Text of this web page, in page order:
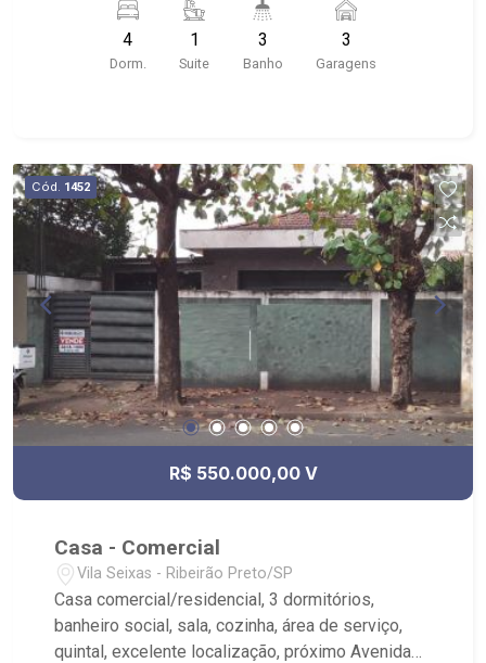
lavabo. - copa. - cozinha com armários
planejados, porcelanato. - jardim de inverno -
Quintal e corredor lateral. - piscina, jardim. -
experiência e uma nova forma de fazer negócios.
Contando com uma equipe atuante de
consultores especialistas, oferecemos mais
proximidade com os clientes, afim de entender
seus objetivos e vontades. Atualmente,
contabilizamos mais de 2.500 cadastros de
imóveis para venda, permuta e locação,
comercializando imóveis de terceiros e
lançamentos. Estamos localizados em sede
própria - em uma das melhores avenidas da
cidade - Av. Professor João Fiúsa, 1147 - Alto da
Boa Vista, Ribeirão Preto - SP.
4
Dorm.
1
Suite
3
Banho
3
Garagens
Cód. 1452
R$ 550.000,00 V
Casa - Comercial
Vila Seixas - Ribeirão Preto/SP
Casa comercial/residencial, 3 dormitórios,
banheiro social, sala, cozinha, área de serviço,
quintal, excelente localização, próximo Avenida